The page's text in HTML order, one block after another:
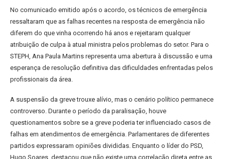
No comunicado emitido após o acordo, os técnicos de emergência
ressaltaram que as falhas recentes na resposta de emergência não
diferem do que vinha ocorrendo há anos e rejeitaram qualquer
atribuição de culpa à atual ministra pelos problemas do setor. Para o
STEPH, Ana Paula Martins representa uma abertura à discussão e uma
esperança de resolução definitiva das dificuldades enfrentadas pelos
profissionais da área.
A suspensão da greve trouxe alívio, mas o cenário político permanece
controverso. Durante o período da paralisação, houve
questionamentos sobre se a greve poderia ter influenciado casos de
falhas em atendimentos de emergência. Parlamentares de diferentes
partidos expressaram opiniões divididas. Enquanto o líder do PSD,
Hugo Soares, destacou que não existe uma correlação direta entre as